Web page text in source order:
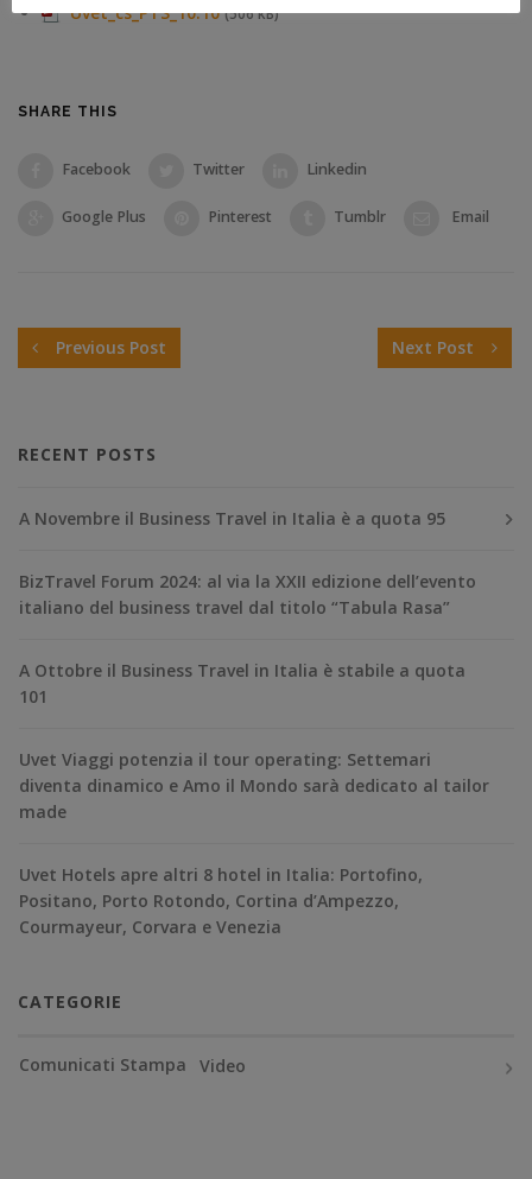
Uvet_cs_PTS_10.10 (506 kB)
SHARE THIS
Facebook Twitter Linkedin
Google Plus Pinterest Tumblr Email
Previous Post Next Post
RECENT POSTS
A Novembre il Business Travel in Italia è a quota 95
BizTravel Forum 2024: al via la XXII edizione dell’evento
italiano del business travel dal titolo “Tabula Rasa”
A Ottobre il Business Travel in Italia è stabile a quota
101
Uvet Viaggi potenzia il tour operating: Settemari
diventa dinamico e Amo il Mondo sarà dedicato al tailor
made
Uvet Hotels apre altri 8 hotel in Italia: Portofino,
Positano, Porto Rotondo, Cortina d’Ampezzo,
Courmayeur, Corvara e Venezia
CATEGORIE
Comunicati Stampa Video